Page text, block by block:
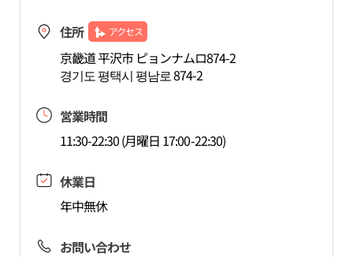
住所 アクセス
京畿道 平沢市 ピョンナムロ874-2
경기도 평택시 평남로 874-2
営業時間
11:30-22:30 (月曜日 17:00-22:30)
休業日
年中無休
お問い合わせ